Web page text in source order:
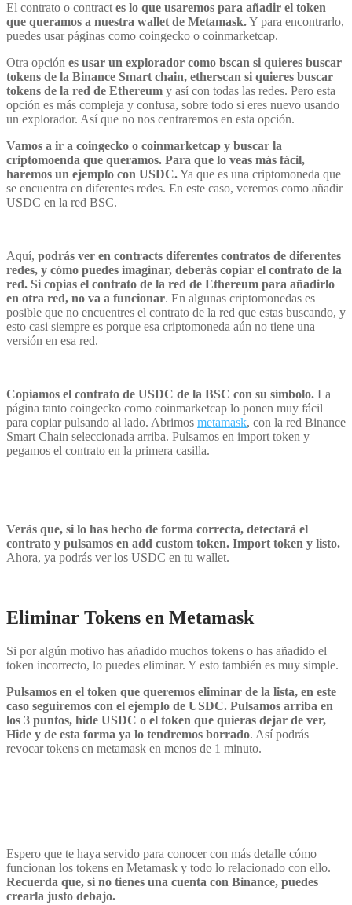
El contrato o contractes lo que usaremos para añadir el token
que queramos a nuestra wallet de Metamask.Y para encontrarlo,
puedes usar páginas como coingecko o coinmarketcap.
Otra opción es usar un explorador como bscan si quieres buscar
tokens de la Binance Smart chain, etherscan si quieres buscar
tokens de la red de Ethereum y así con todas las redes. Pero esta
opción es más compleja y confusa, sobre todo si eres nuevo usando
un explorador. Así que no nos centraremos en esta opción.
Vamos a ir a coingecko o coinmarketcap y buscar la
criptomoenda que queramos. Para que lo veas más fácil,
haremos un ejemplo con USDC.Ya que es una criptomoneda que
se encuentra en diferentes redes. En este caso, veremos como añadir
USDC en la red BSC.
Aquí, podrás ver en contracts diferentes contratos de diferentes
redes, y cómo puedes imaginar, deberás copiar el contrato de la
red. Si copias el contrato de la red de Ethereum para añadirlo
en otra red, no va a funcionar. En algunas criptomonedas es
posible que no encuentres el contrato de la red que estas buscando, y
esto casi siempre es porque esa criptomoneda aún no tiene una
versión en esa red.
Copiamos el contrato de USDC de la BSC con su símbolo. La
página tanto coingecko como coinmarketcap lo ponen muy fácil
para copiar pulsando al lado. Abrimos metamask, con la red Binance
Smart Chain seleccionada arriba. Pulsamos en import token y
pegamos el contrato en la primera casilla.
Verás que, si lo has hecho de forma correcta, detectará el
contrato y pulsamos en add custom token. Import token y listo.
Ahora, ya podrás ver los USDC en tu wallet.
Eliminar Tokens en Metamask
Si por algún motivo has añadido muchos tokens o has añadido el
token incorrecto, lo puedes eliminar. Y esto también es muy simple.
Pulsamos en el token que queremos eliminar de la lista, en este
caso seguiremos con el ejemplo de USDC. Pulsamos arriba en
los 3 puntos, hide USDC o el token que quieras dejar de ver,
Hide y de esta forma ya lo tendremos borrado. Así podrás
revocar tokens en metamask en menos de 1 minuto.
Espero que te haya servido para conocer con más detalle cómo
funcionan los tokens en Metamask y todo lo relacionado con ello.
Recuerda que, si no tienes una cuenta con Binance, puedes
crearla justo debajo.